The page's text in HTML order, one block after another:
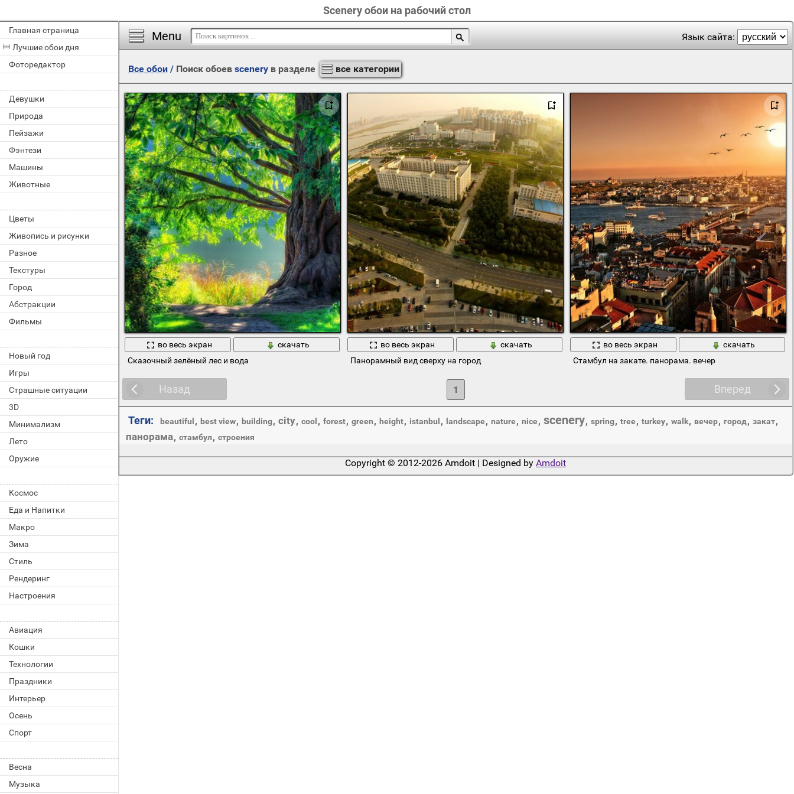
Scenery обои на рабочий стол
Главная страница
Лучшие обои дня
Фоторедактор
Девушки
Природа
Пейзажи
Фэнтези
Машины
Животные
Цветы
Живопись и рисунки
Разное
Текстуры
Город
Абстракции
Фильмы
Новый год
Игры
Страшные ситуации
3D
Минимализм
Лето
Оружие
Космос
Еда и Напитки
Макро
Зима
Стиль
Рендеринг
Настроения
Авиация
Кошки
Технологии
Праздники
Интерьер
Осень
Спорт
Весна
Музыка
Menu Язык сайта:
Все обои/ Поиск обоев sceneryв разделе все категории
во весь экран
скачать
Сказочный зелёный лес и вода
во весь экран
скачать
Панорамный вид сверху на город
во весь экран
скачать
Стамбул на закате. панорама. вечер
Назад Вперед
1
Теги: beautiful , best view, building, city, cool , forest, green, height, istanbul , landscape, nature, nice, scenery, spring, tree, turkey, walk, вечер, город, закат,
панорама, стамбул, строения
Copyright © 2012-2026 Amdoit | Designed by Amdoit